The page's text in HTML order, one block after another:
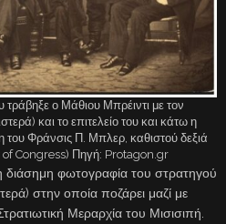
ο Μάθιου Μπρέιντι με τον
και το επιτελείο του και κάτω η
του Φράνσις Π. Μπλερ, καθιστού δεξιά
Congress) Πηγή: Protagon.gr
διάσημη φωτογραφία του στρατηγού
στην οποία ποζάρει μαζί με
Μεραρχία του Μισισιπή.